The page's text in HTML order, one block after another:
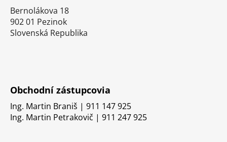
Bernolákova 18
902 01 Pezinok
Slovenská Republika
Obchodní zástupcovia
Ing. Martin Braniš | 911 147 925
Ing. Martin Petrakovič | 911 247 925